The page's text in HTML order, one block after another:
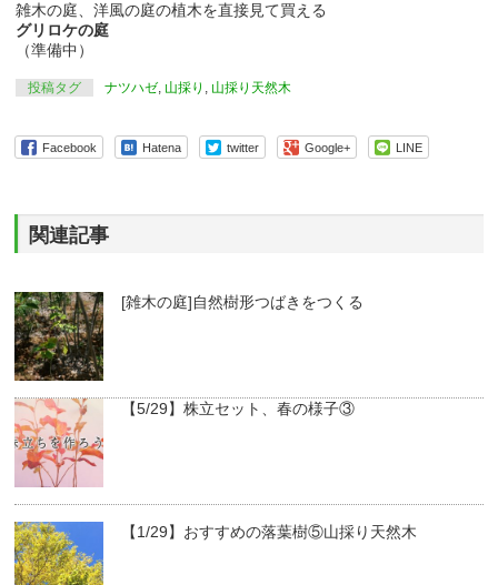
雑木の庭、洋風の庭の植木を直接見て買える
グリロケの庭
（準備中）
投稿タグ ナツハゼ, 山採り , 山採り天然木
Facebook Hatena twitter Google+ LINE
関連記事
[雑木の庭]自然樹形つばきをつくる
【5/29】株立セット、春の様子③
【1/29】おすすめの落葉樹⑤山採り天然木